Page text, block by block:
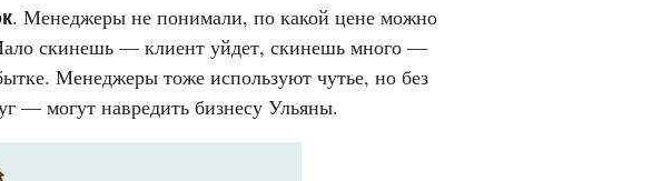
. Менеджеры не понимали, по какой цене можно
скинешь — клиент уйдет, скинешь много —
Менеджеры тоже используют чутье, но без
— могут навредить бизнесу Ульяны.